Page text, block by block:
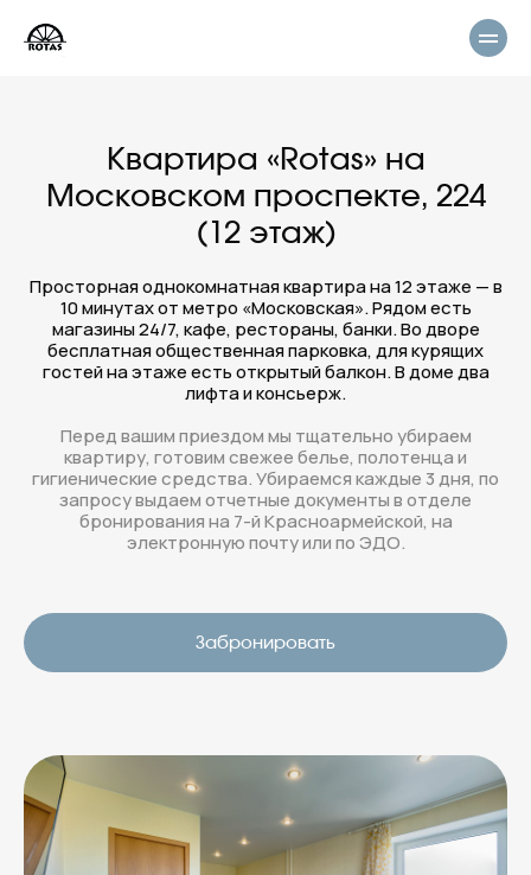
Квартира «Rotas» на
Московском проспекте, 224
(12 этаж)
Просторная однокомнатная квартира на 12 этаже — в
10 минутах от метро «Московская». Рядом есть
магазины 24/7, кафе, рестораны, банки. Во дворе
бесплатная общественная парковка, для курящих
гостей на этаже есть открытый балкон. В доме два
лифта и консьерж.
Перед вашим приездом мы тщательно убираем
квартиру, готовим свежее белье, полотенца и
гигиенические средства. Убираемся каждые 3 дня, по
запросу выдаем отчетные документы в отделе
бронирования на 7-й Красноармейской, на
электронную почту или по ЭДО.
Забронировать